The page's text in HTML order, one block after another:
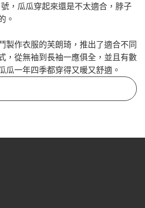
，瓜瓜穿起來還是不太適合，脖子
。
製作衣服的芙朗琦，推出了適合不同
，從無袖到長袖一應俱全，並且有數
瓜一年四季都穿得又暖又舒適。